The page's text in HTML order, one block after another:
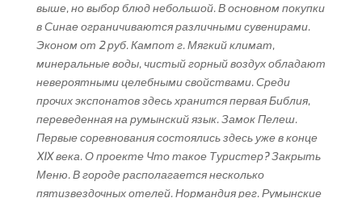
выше, но выбор блюд небольшой. В основном покупки
в Синае ограничиваются различными сувенирами.
Эконом от 2 руб. Кампот г. Мягкий климат,
минеральные воды, чистый горный воздух обладают
невероятными целебными свойствами. Среди
прочих экспонатов здесь хранится первая Библия,
переведенная на румынский язык. Замок Пелеш.
Первые соревнования состоялись здесь уже в конце
XIX века. О проекте Что такое Туристер? Закрыть
Меню. В городе располагается несколько
пятизвездочных отелей. Нормандия рег. Румынские